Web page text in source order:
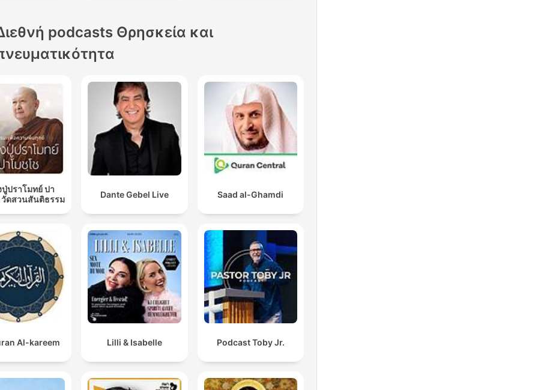
podcasts Θρησκεία και
ปราโมทย์ ปา
ดสวนสันติธรรม
Dante Gebel Live Saad al-Ghamdi
Al-kareem Lilli & Isabelle Podcast Toby Jr.